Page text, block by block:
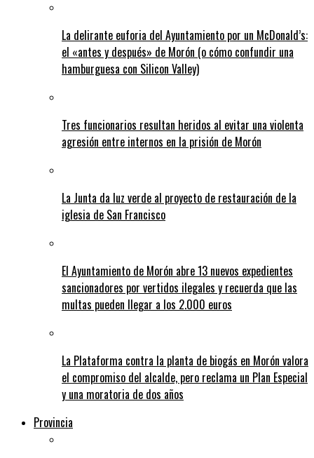
La delirante euforia del Ayuntamiento por un McDonald’s:
el «antes y después» de Morón (o cómo confundir una
hamburguesa con Silicon Valley)
Tres funcionarios resultan heridos al evitar una violenta
agresión entre internos en la prisión de Morón
La Junta da luz verde al proyecto de restauración de la
iglesia de San Francisco
El Ayuntamiento de Morón abre 13 nuevos expedientes
sancionadores por vertidos ilegales y recuerda que las
multas pueden llegar a los 2.000 euros
La Plataforma contra la planta de biogás en Morón valora
el compromiso del alcalde, pero reclama un Plan Especial
y una moratoria de dos años
Provincia